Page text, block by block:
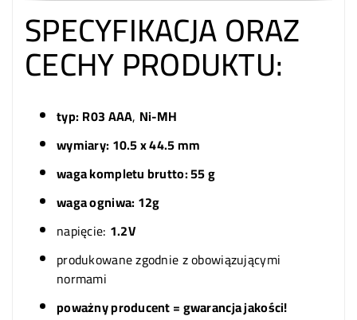
SPECYFIKACJA ORAZ
CECHY PRODUKTU:
typ: R03 AAA, Ni-MH
wymiary: 10.5 x 44.5 mm
waga kompletu brutto: 55 g
waga ogniwa: 12g
napięcie: 1.2V
produkowane zgodnie z obowiązującymi
normami
poważny producent = gwarancja jakości!